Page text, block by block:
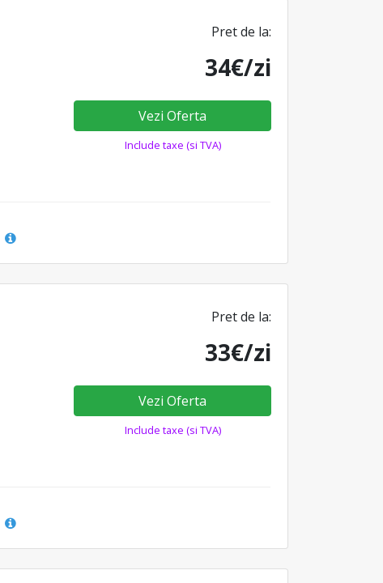
Pret de la:
34€/zi
Vezi Oferta
Include taxe (si TVA)
Pret de la:
33€/zi
Vezi Oferta
Include taxe (si TVA)